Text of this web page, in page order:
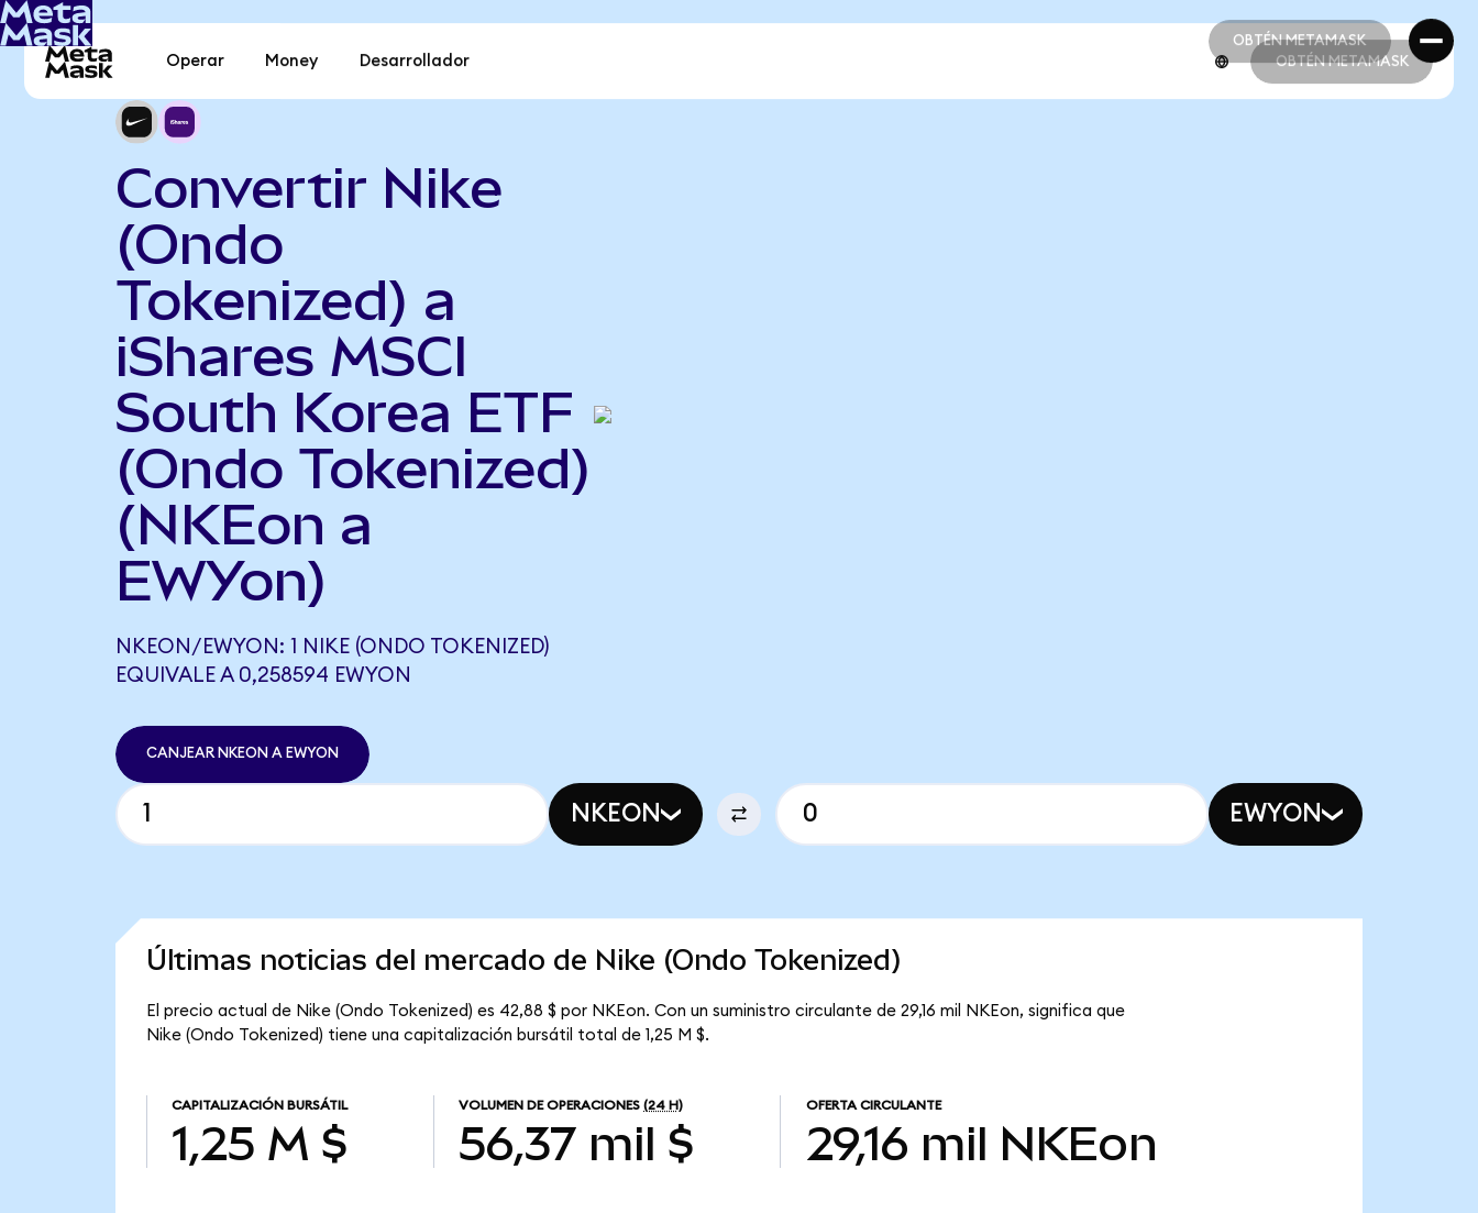
OBTÉN METAMASK
OBTÉN METAMASK
Operar Money Desarrollador OBTÉN METAMASK
Convertir Nike
(Ondo
Tokenized) a
iShares MSCI
South Korea ETF
(Ondo Tokenized)
(NKEon a
EWYon)
NKEON/EWYON: 1 NIKE (ONDO TOKENIZED)
EQUIVALE A 0,258594 EWYON
CANJEAR NKEON A EWYON
NKEON EWYON
Últimas noticias del mercado de Nike (Ondo Tokenized)
El precio actual de Nike (Ondo Tokenized) es 42,88 $ por NKEon. Con un suministro circulante de 29,16 mil NKEon, significa que
Nike (Ondo Tokenized) tiene una capitalización bursátil total de 1,25 M $.
CAPITALIZACIÓN BURSÁTIL
1,25 M $
VOLUMEN DE OPERACIONES (24 H)
56,37 mil $
OFERTA CIRCULANTE
29,16 mil NKEon